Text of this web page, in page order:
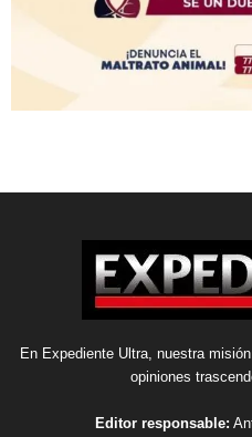
En Expediente Ultra, nuestra
opiniones
Editor responsable: